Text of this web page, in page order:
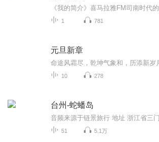
1 781
元旦新章
10 278
台州-蛇蟠岛
51 5.1万